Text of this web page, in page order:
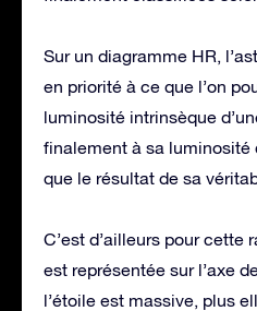
Sur un diagramme HR,
en priorité à ce que l’on
luminosité intrinsèque
finalement à sa luminosité
que le résultat de sa
C’est d’ailleurs pour cette
est représentée sur l’axe
l’étoile est massive, plus